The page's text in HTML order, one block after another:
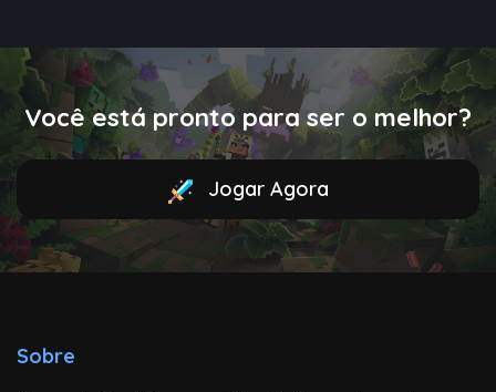
Você está pronto para ser o melhor?
Jogar Agora
Sobre